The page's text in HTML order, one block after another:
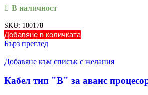
В наличност
SKU: 100178
Добавяне в количката
Бърз преглед
Добавяне към списък с желания
Кабел тип "B" за аванс